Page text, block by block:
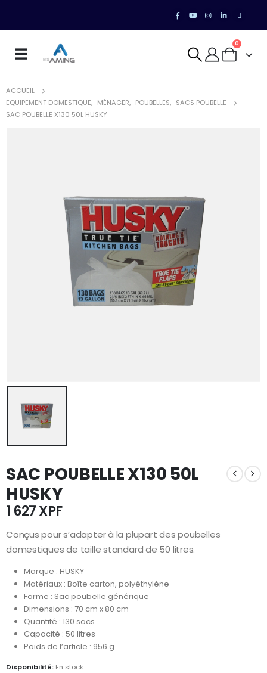
0
ACCUEIL
EQUIPEMENT DOMESTIQUE, MÉNAGER, POUBELLES, SACS POUBELLE
SAC POUBELLE X130 50L HUSKY
SAC POUBELLE X130 50L
HUSKY
1 627XPF
Conçus pour s’adapter à la plupart des poubelles
domestiques de taille standard de 50 litres.
Marque : HUSKY
Matériaux : Boîte carton, polyéthylène
Forme : Sac poubelle générique
Dimensions : 70 cm x 80 cm
Quantité : 130 sacs
Capacité : 50 litres
Poids de l’article : 956 g
Disponibilité: En stock